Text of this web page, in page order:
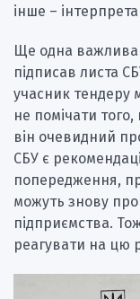
інше –
Ще одна важлива
підписав листа
учасник тендеру
не помічати
він очевидний
СБУ є
попередження,
можуть знову
підприємства.
реагувати на цю